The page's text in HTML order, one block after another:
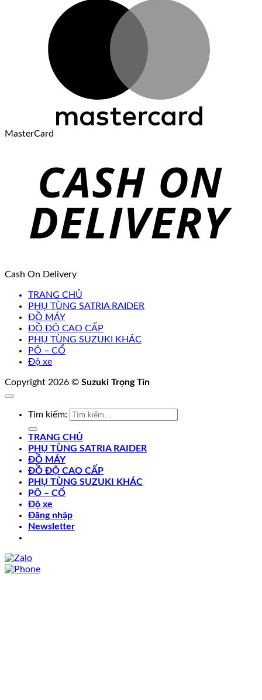
MasterCard
Cash On Delivery
TRANG CHỦ
PHỤ TÙNG SATRIA RAIDER
ĐỒ MÁY
ĐỒ ĐỘ CAO CẤP
PHỤ TÙNG SUZUKI KHÁC
PÔ – CỔ
Độ xe
Copyright 2026 © Suzuki Trọng Tín
Tìm kiếm:
TRANG CHỦ
PHỤ TÙNG SATRIA RAIDER
ĐỒ MÁY
ĐỒ ĐỘ CAO CẤP
PHỤ TÙNG SUZUKI KHÁC
PÔ – CỔ
Độ xe
Đăng nhập
Newsletter